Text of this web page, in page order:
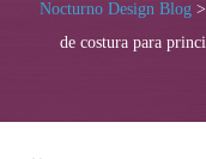
Nocturno Design Blog >
de costura para